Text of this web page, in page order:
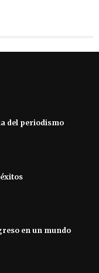
del periodismo
en un mundo